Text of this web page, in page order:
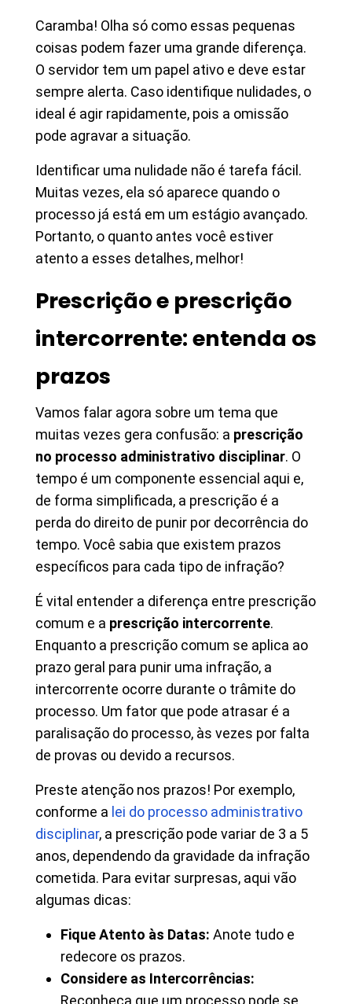
Caramba! Olha só como essas pequenas
coisas podem fazer uma grande diferença.
O servidor tem um papel ativo e deve estar
sempre alerta. Caso identifique nulidades, o
ideal é agir rapidamente, pois a omissão
pode agravar a situação.
Identificar uma nulidade não é tarefa fácil.
Muitas vezes, ela só aparece quando o
processo já está em um estágio avançado.
Portanto, o quanto antes você estiver
atento a esses detalhes, melhor!
Prescrição e prescrição
intercorrente: entenda os
prazos
Vamos falar agora sobre um tema que
muitas vezes gera confusão: a prescrição
no processo administrativo disciplinar. O
tempo é um componente essencial aqui e,
de forma simplificada, a prescrição é a
perda do direito de punir por decorrência do
tempo. Você sabia que existem prazos
específicos para cada tipo de infração?
É vital entender a diferença entre prescrição
comum e a prescrição intercorrente.
Enquanto a prescrição comum se aplica ao
prazo geral para punir uma infração, a
intercorrente ocorre durante o trâmite do
processo. Um fator que pode atrasar é a
paralisação do processo, às vezes por falta
de provas ou devido a recursos.
Preste atenção nos prazos! Por exemplo,
conforme a lei do processo administrativo
disciplinar, a prescrição pode variar de 3 a 5
anos, dependendo da gravidade da infração
cometida. Para evitar surpresas, aqui vão
algumas dicas:
Fique Atento às Datas: Anote tudo e
redecore os prazos.
Considere as Intercorrências:
Reconheça que um processo pode se